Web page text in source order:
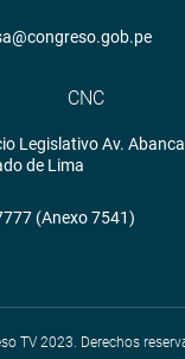
CNC
Legislativo Av.
de Lima
(Anexo 7541)
TV 2023. Derechos